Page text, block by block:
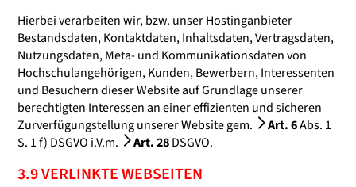
Hierbei verarbeiten wir, bzw. unser Hostinganbieter
Bestandsdaten, Kontaktdaten, Inhaltsdaten, Vertragsdaten,
Nutzungsdaten, Meta- und Kommunikationsdaten von
Hochschulangehörigen, Kunden, Bewerbern, Interessenten
und Besuchern dieser Website auf Grundlage unserer
berechtigten Interessen an einer effizienten und sicheren
Zurverfügungstellung unserer Website gem.
Art. 6Abs. 1
S. 1 f) DSGVO i.V.m.
Art. 28DSGVO.
3.9 VERLINKTE WEBSEITEN